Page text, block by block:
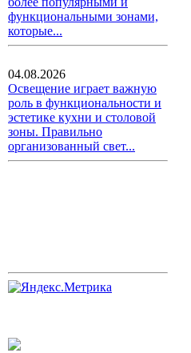
функциональными зонами,
которые...
04.08.2026
Освещение играет важную
роль в функциональности и
эстетике кухни и столовой
зоны. Правильно
организованный свет...